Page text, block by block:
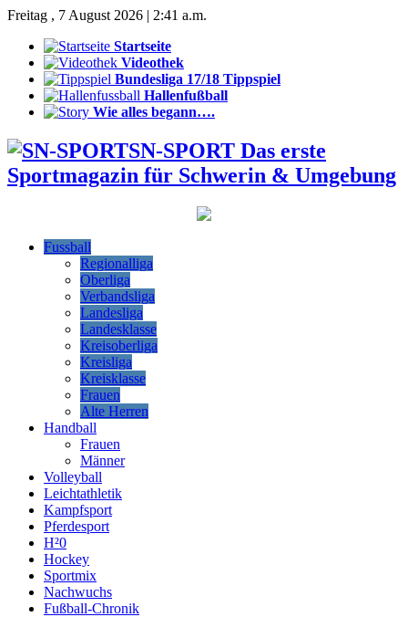
Freitag , 7 August 2026 | 2:41 a.m.
Startseite
Videothek
Bundesliga 17/18 Tippspiel
Hallenfußball
Wie alles begann….
SN-SPORT Das erste
Sportmagazin für Schwerin & Umgebung
Fussball
Regionalliga
Oberliga
Verbandsliga
Landesliga
Landesklasse
Kreisoberliga
Kreisliga
Kreisklasse
Frauen
Alte Herren
Handball
Frauen
Männer
Volleyball
Leichtathletik
Kampfsport
Pferdesport
H²0
Hockey
Sportmix
Nachwuchs
Fußball-Chronik